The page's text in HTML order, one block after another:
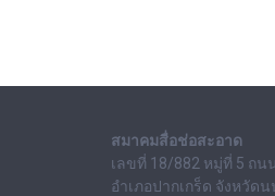
สมาคมสื่อช่อสะอาด
เลขที่ 18/882 หมู่ที่ 5 ถ
อำเภอปากเกร็ด จังหวัด